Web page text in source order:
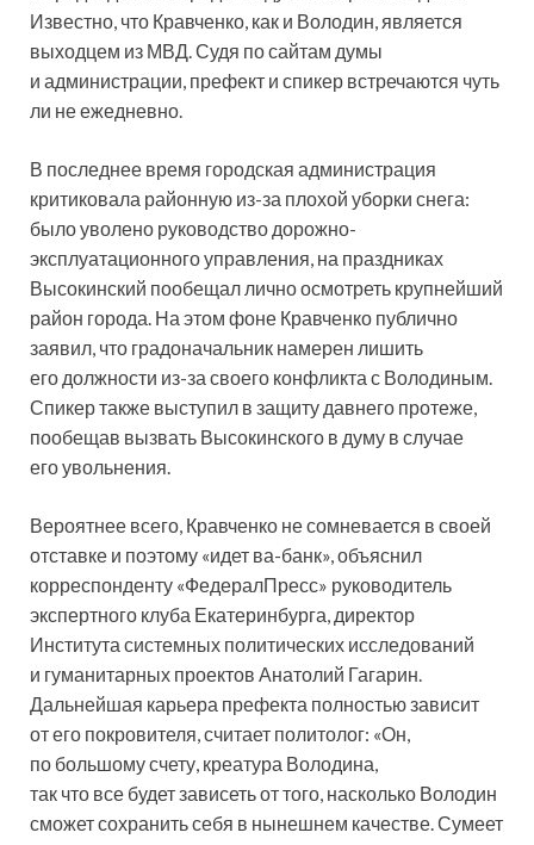
Известно, что Кравченко, как и Володин, является
выходцем из МВД. Судя по сайтам думы
и администрации, префект и спикер встречаются чуть
ли не ежедневно.
В последнее время городская администрация
критиковала районную из-за плохой уборки снега:
было уволено руководство дорожно-
эксплуатационного управления, на праздниках
Высокинский пообещал лично осмотреть крупнейший
район города. На этом фоне Кравченко публично
заявил, что градоначальник намерен лишить
его должности из-за своего конфликта с Володиным.
Спикер также выступил в защиту давнего протеже,
пообещав вызвать Высокинского в думу в случае
его увольнения.
Вероятнее всего, Кравченко не сомневается в своей
отставке и поэтому «идет ва-банк», объяснил
корреспонденту «ФедералПресс» руководитель
экспертного клуба Екатеринбурга, директор
Института системных политических исследований
и гуманитарных проектов Анатолий Гагарин.
Дальнейшая карьера префекта полностью зависит
от его покровителя, считает политолог: «Он,
по большому счету, креатура Володина,
так что все будет зависеть от того, насколько Володин
сможет сохранить себя в нынешнем качестве. Сумеет